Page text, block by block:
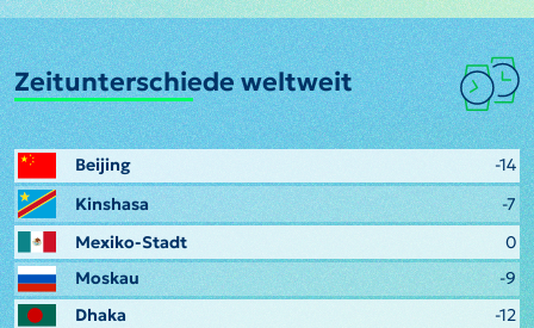
Zeitunterschiede weltweit
Beijing
-14
Kinshasa
-7
Mexiko-Stadt
0
Moskau
-9
Dhaka
-12